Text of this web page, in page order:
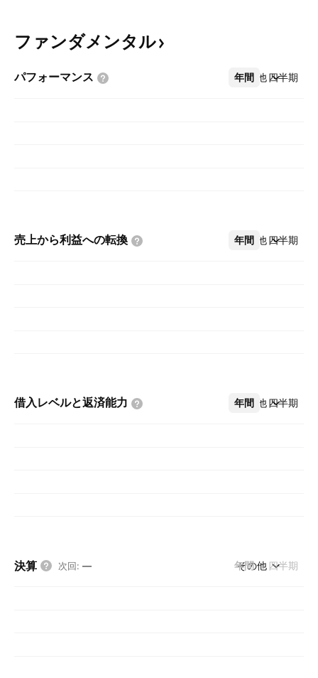
ファンダメンタル
パフォーマンス 年間 四半期
その他
売上から利益への転換 年間 四半期
その他
借入レベルと返済能力 年間 四半期
その他
決算 次回: — 年間 四半期
その他